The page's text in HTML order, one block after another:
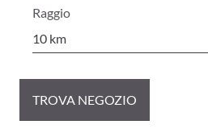
Raggio
TROVA NEGOZIO